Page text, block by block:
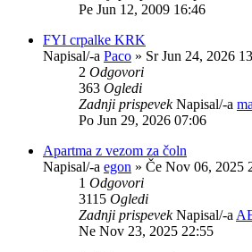
Pe Jun 12, 2009 16:46
FYI crpalke KRK
Napisal/-a Paco » Sr Jun 24, 2026
2 Odgovori
363 Ogledi
Zadnji prispevekNapisal/-a
Po Jun 29, 2026 07:06
Apartma z vezom za čoln
Napisal/-a egon » Če Nov 06, 2025
1 Odgovori
3115 Ogledi
Zadnji prispevekNapisal/-a
Ne Nov 23, 2025 22:55